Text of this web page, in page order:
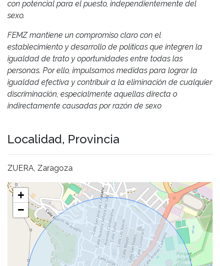
con potencial para el puesto, independientemente del
sexo.
FEMZ mantiene un compromiso claro con el
establecimiento y desarrollo de políticas que integren la
igualdad de trato y oportunidades entre todas las
personas. Por ello, impulsamos medidas para lograr la
igualdad efectiva y contribuir a la eliminación de cualquier
discriminación, especialmente aquellas directa o
indirectamente causadas por razón de sexo
Localidad, Provincia
ZUERA, Zaragoza
+
−